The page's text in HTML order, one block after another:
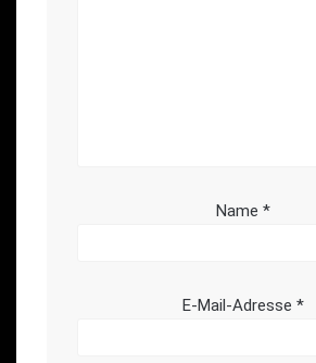
Name *
E-Mail-Adresse *